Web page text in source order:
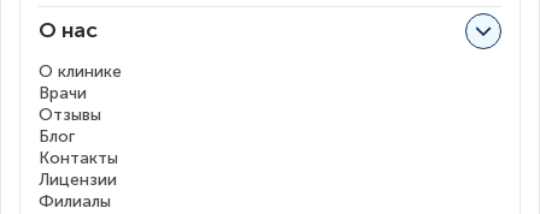
О нас
О клинике
Врачи
Отзывы
Блог
Контакты
Лицензии
Филиалы